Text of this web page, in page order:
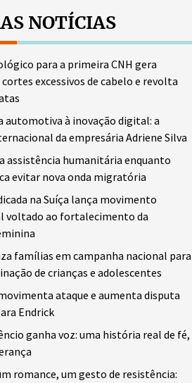
NOTÍCIAS
para a primeira CNH gera
cortes excessivos de cabelo e revolta
automotiva à inovação digital: a
da empresária Adriene Silva
assistência humanitária enquanto
evitar nova onda migratória
na Suíça lança movimento
voltado ao fortalecimento da
famílias em campanha nacional para
de crianças e adolescentes
ataque e aumenta disputa
Endrick
ganha voz: uma história real de fé,
romance, um gesto de resistência: